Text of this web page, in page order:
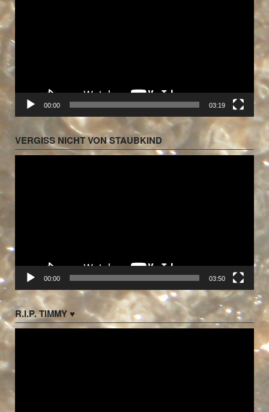
00:00 03:19
VERGISS NICHT VON STAUBKIND
Player
00:00 03:50
R.I.P. TIMMY ♥
Player